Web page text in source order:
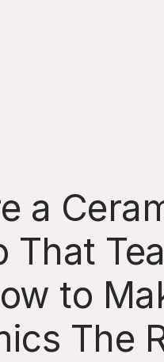
a
That
to
The